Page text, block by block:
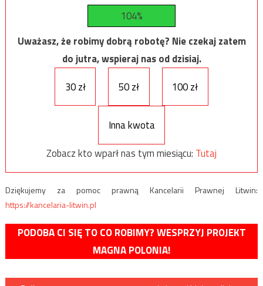
104%
Uważasz, że robimy dobrą robotę? Nie czekaj zatem
do jutra, wspieraj nas od dzisiaj.
30 zł
50 zł 100 zł
Inna kwota
Zobacz kto wparł nas tym miesiącu: Tutaj
Dziękujemy za pomoc prawną Kancelarii Prawnej Litwin:
https://kancelaria-litwin.pl
PODOBA CI SIĘ TO CO ROBIMY? WESPRZYJ PROJEKT
MAGNA POLONIA!